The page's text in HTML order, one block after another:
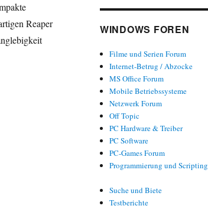
Reaper
WINDOWS FOREN
Filme und Serien Forum
Internet-Betrug / Abzocke
MS Office Forum
Mobile Betriebssysteme
Netzwerk Forum
Off Topic
PC Hardware & Treiber
PC Software
PC-Games Forum
Programmierung und Scripting
Suche und Biete
Testberichte